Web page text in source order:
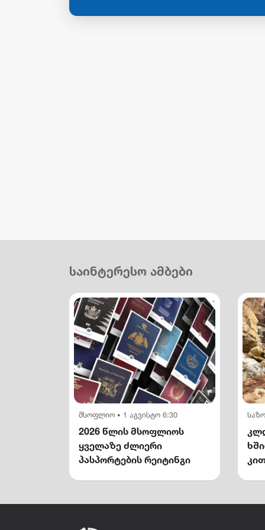
საინტერესო ამბები
მსოფლიო • 1 აგვისტო 6:30
2026 წლის მსოფლიოს
ყველაზე ძლიერი
პასპორტების რეიტინგი